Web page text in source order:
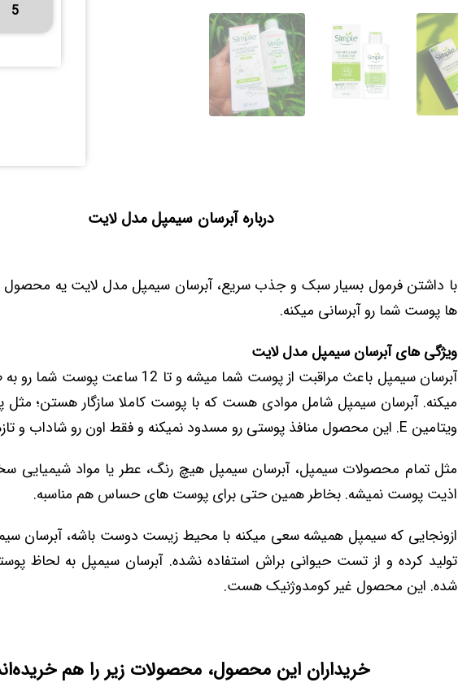
5
درباره آبرسان سیمپل مدل لایت
با داشتن فرمول بسیار سبک و جذب سریع، آبرسان سیمپل مدل لایت یه
ها پوست شما رو آبرسانی میکنه.
ویژگی های آبرسان سیمپل مدل لایت
آبرسان سیمپل باعث مراقبت از پوست شما میشه و تا
ویتامین E. این محصول منافذ پوستی رو مسدود نمیکنه و فقط اون رو شاداب و تازه نگه میداره.
مثل تمام محصولات سیمپل، آبرسان سیمپل هیچ رنگ، عطر یا مواد شیمیایی
اذیت پوست نمیشه. بخاطر همین حتی برای پوست های حساس هم مناسبه.
ازونجایی که سیمپل همیشه سعی میکنه با محیط زیست دوست باشه، آبرسان
تولید کرده و از تست حیوانی براش استفاده نشده. آبرسان سیمپل به لحاظ
شده. این محصول غیر کومدوژنیک هست.
خریداران این محصول، محصولات زیر را هم